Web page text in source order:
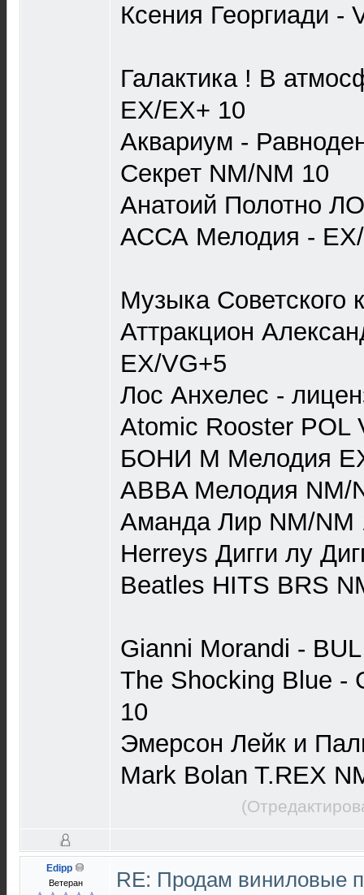
Ксения Георгиади -
Галактика ! В
EX/EX+ 10
Аквариум -
Секрет NM/NM 10
Анатоий Полотно
АССА Мелодия -
Музыка Советского
Аттракцион
EX/VG+5
Лос Анхелес -
Atomic Rooster POL
БОНИ М Мелодия
ABBA Мелодия NM/
Аманда Лир NM/NM
Herreys Дигги лу
Beatles HITS BRS
Gianni Morandi -
The Shocking Blue -
10
Эмерсон Лейк и
Mark Bolan T.REX
Edipp
Ветеран RE: Продам виниловые